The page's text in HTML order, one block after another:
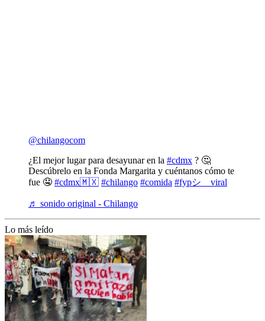
@chilangocom
¿El mejor lugar para desayunar en la #cdmx ? 🤔
Descúbrelo en la Fonda Margarita y cuéntanos cómo te
fue 🤤 #cdmx🇲🇽 #chilango #comida #fypシ゚viral
♬ sonido original - Chilango
Lo más leído